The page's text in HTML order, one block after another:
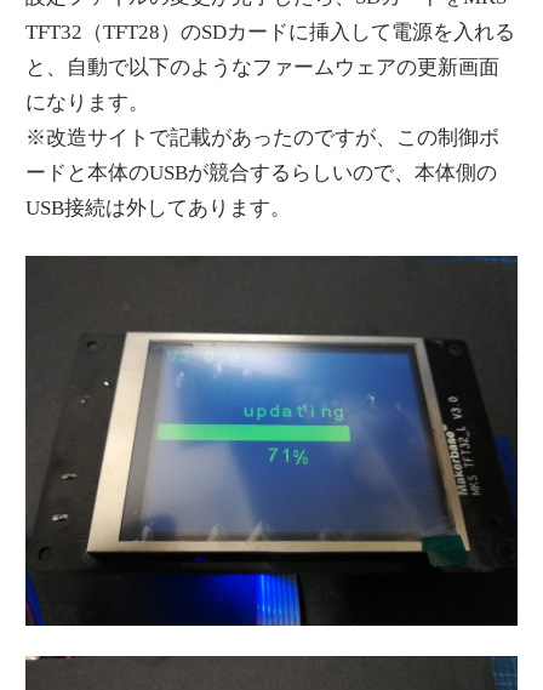
TFT32（TFT28）のSDカードに挿入して電源を入れる
と、自動で以下のようなファームウェアの更新画面
になります。
※改造サイトで記載があったのですが、この制御ボ
ードと本体のUSBが競合するらしいので、本体側の
USB接続は外してあります。